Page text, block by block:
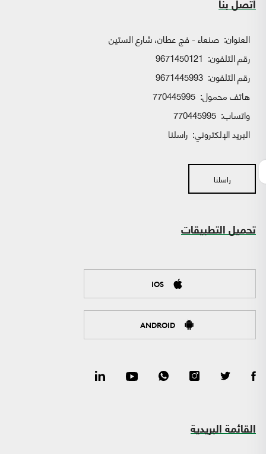
اتصل بنا
العنوان: صنعاء - فج عطان، شارع الستين
رقم التلفون: 9671450121
رقم التلفون: 9671445993
هاتف محمول: 770445995
واتساب:
البريد الإلكتروني: راسلنا
راسلنا
تحميل التطبيقات
IOS
ANDROID
القائمة البريدية